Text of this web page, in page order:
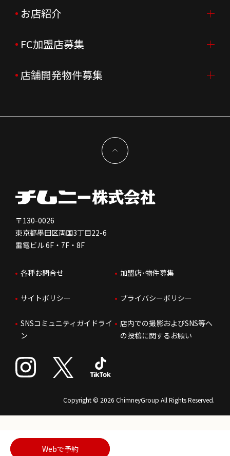
Webで予約
会社概要
会社沿革
企業理念
新型コロナウイルス対応
ニュースリリース
月次売上
決算資料
コーポレートガバナンス
免責事項
株価情報
IRお問合せ
採用情報TOP
新卒採用
中途採用
会社を知る
人を知る
はたらく環境
人財育成
サステナビリティ
お店紹介
店舗を探す・予約する
よくあるご質問
FC加盟店募集
FC加盟店募集TOP
独立支援について
FC加盟店お問合せ
店舗開発物件募集
〒130-0026
東京都墨田区両国3丁目22-6
雷電ビル 6F・7F・8F
各種お問合せ 加盟店･物件募集
サイトポリシー プライバシーポリシー
SNSコミュニティガイドライ
ン
店内での撮影およびSNS等へ
の投稿に関するお願い
Copyright © 2026 ChimneyGroup All Rights Reserved.